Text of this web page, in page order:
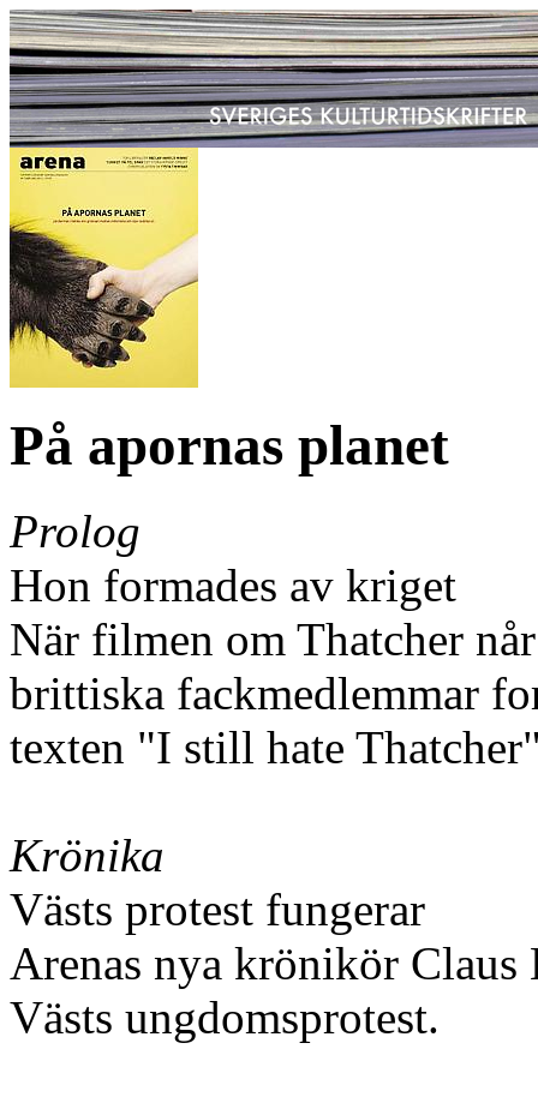
På apornas planet
Prolog
Hon formades av kriget
När filmen om Thatcher
brittiska fackmedlemmar
texten "I still hate
Krönika
Västs protest fungerar
Arenas nya krönikör
Västs ungdomsprotest.